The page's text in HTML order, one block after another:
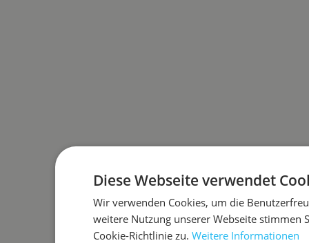
Diese Webseite verwendet
Wir verwenden Cookies, um die
weitere Nutzung unserer Webseite stimmen
Cookie-Richtlinie zu. Weitere Informationen